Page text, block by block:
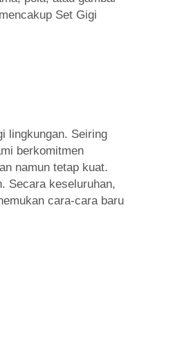
Set Gigi
lingkungan. Seiring
berkomitmen
namun tetap kuat.
Secara keseluruhan,
cara-cara baru